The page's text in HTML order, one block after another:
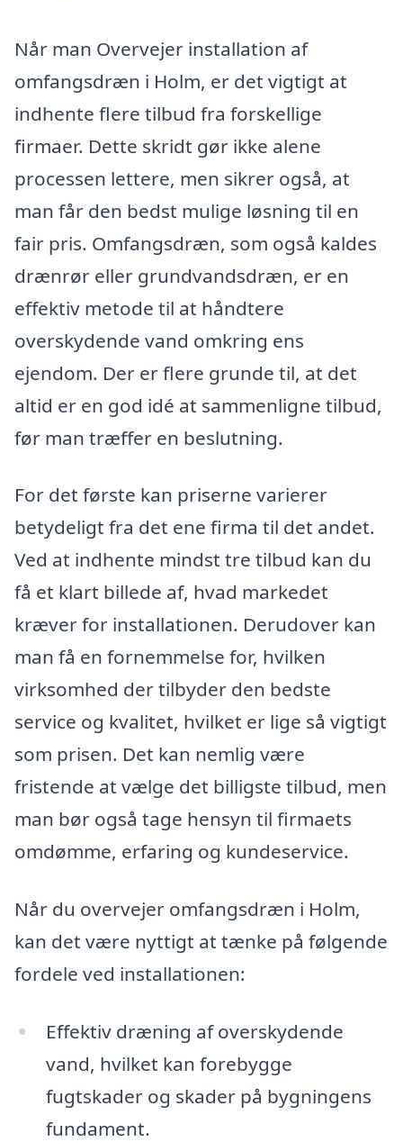
Når man Overvejer installation af
omfangsdræn i Holm, er det vigtigt at
indhente flere tilbud fra forskellige
firmaer. Dette skridt gør ikke alene
processen lettere, men sikrer også, at
man får den bedst mulige løsning til en
fair pris. Omfangsdræn, som også kaldes
drænrør eller grundvandsdræn, er en
effektiv metode til at håndtere
overskydende vand omkring ens
ejendom. Der er flere grunde til, at det
altid er en god idé at sammenligne tilbud,
før man træffer en beslutning.
For det første kan priserne varierer
betydeligt fra det ene firma til det andet.
Ved at indhente mindst tre tilbud kan du
få et klart billede af, hvad markedet
kræver for installationen. Derudover kan
man få en fornemmelse for, hvilken
virksomhed der tilbyder den bedste
service og kvalitet, hvilket er lige så vigtigt
som prisen. Det kan nemlig være
fristende at vælge det billigste tilbud, men
man bør også tage hensyn til firmaets
omdømme, erfaring og kundeservice.
Når du overvejer omfangsdræn i Holm,
kan det være nyttigt at tænke på følgende
fordele ved installationen:
Effektiv dræning af overskydende
vand, hvilket kan forebygge
fugtskader og skader på bygningens
fundament.